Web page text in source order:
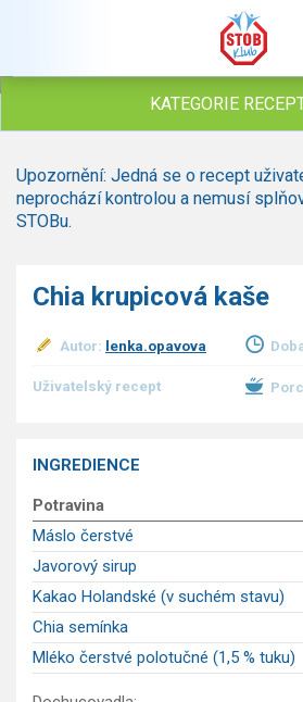
KATEGORIE
Polévky
Studená kuchyně
Bezmasé a zeleninové
Sladké pokrmy
Dezerty
Dětské recepty
GLP-1 recepty
Upozornění: Jedná se o recept
neprochází kontrolou a nemusí
STOBu.
Chia krupicová kaše
Autor: lenka.opavova
Uživatelský recept
INGREDIENCE
Potravina
Máslo čerstvé
Javorový sirup
Kakao Holandské (v suchém stavu)
Chia semínka
Mléko čerstvé polotučné (1,5 % tuku)